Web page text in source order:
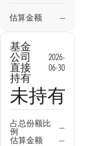
估算金额 —
基金
公司
直接
持有
2026-
06-30
未持有
占总份额比
例
—
估算金额
—